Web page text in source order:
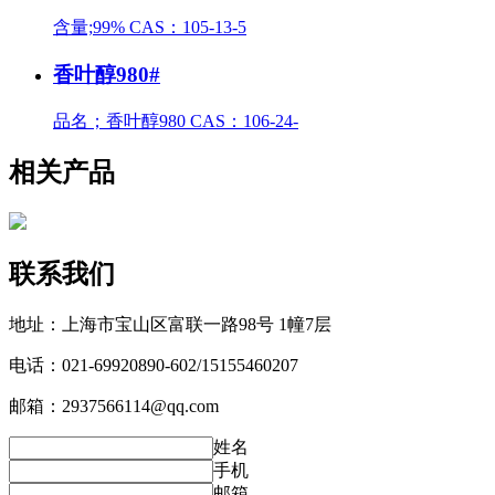
含量;99% CAS：105-13-5
香叶醇980#
品名；香叶醇980 CAS：106-24-
相关产品
联系我们
地址：上海市宝山区富联一路98号 1幢7层
电话：021-69920890-602/15155460207
邮箱：2937566114@qq.com
姓名
手机